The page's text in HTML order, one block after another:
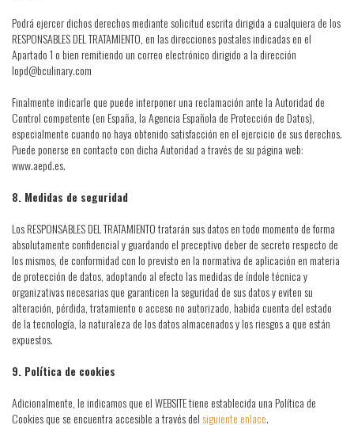
Podrá ejercer dichos derechos mediante solicitud escrita dirigida a cualquiera de los
RESPONSABLES DEL TRATAMIENTO, en las direcciones postales indicadas en el
Apartado 1 o bien remitiendo un correo electrónico dirigido a la dirección
lopd@bculinary.com
Finalmente indicarle que puede interponer una reclamación ante la Autoridad de
Control competente (en España, la Agencia Española de Protección de Datos),
especialmente cuando no haya obtenido satisfacción en el ejercicio de sus derechos.
Puede ponerse en contacto con dicha Autoridad a través de su página web:
www.aepd.es.
8. Medidas de seguridad
Los RESPONSABLES DEL TRATAMIENTO tratarán sus datos en todo momento de forma
absolutamente confidencial y guardando el preceptivo deber de secreto respecto de
los mismos, de conformidad con lo previsto en la normativa de aplicación en materia
de protección de datos, adoptando al efecto las medidas de índole técnica y
organizativas necesarias que garanticen la seguridad de sus datos y eviten su
alteración, pérdida, tratamiento o acceso no autorizado, habida cuenta del estado
de la tecnología, la naturaleza de los datos almacenados y los riesgos a que están
expuestos.
9. Política de cookies
Adicionalmente, le indicamos que el WEBSITE tiene establecida una Política de
Cookies que se encuentra accesible a través del siguiente enlace.